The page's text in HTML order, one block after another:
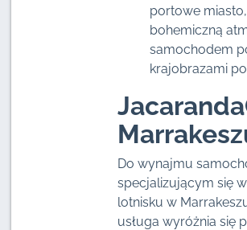
portowe
bohemiczną
samochodem
krajobrazami
Do wynajmu
specjalizującym się
lotnisku w
usługa wyróżnia się